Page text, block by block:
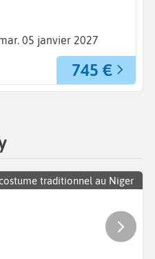
05 janvier 2027
745 €
traditionnel au Niger